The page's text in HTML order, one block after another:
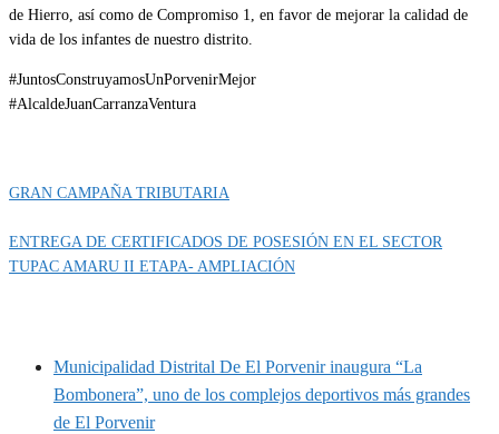
de Hierro, así como de Compromiso 1, en favor de mejorar la calidad de
vida de los infantes de nuestro distrito.
#JuntosConstruyamosUnPorvenirMejor
#AlcaldeJuanCarranzaVentura
GRAN CAMPAÑA TRIBUTARIA
ENTREGA DE CERTIFICADOS DE POSESIÓN EN EL SECTOR
TUPAC AMARU II ETAPA- AMPLIACIÓN
Municipalidad Distrital De El Porvenir inaugura “La
Bombonera”, uno de los complejos deportivos más grandes
de El Porvenir